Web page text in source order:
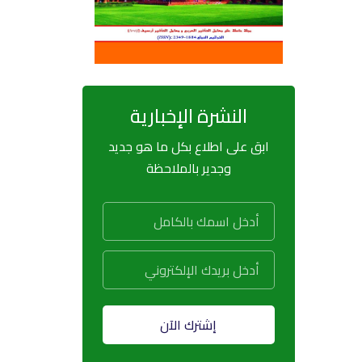
النشرة الإخبارية
ابق على اطلاع بكل ما هو جديد
وجدير بالملاحظة
إشترك الآن